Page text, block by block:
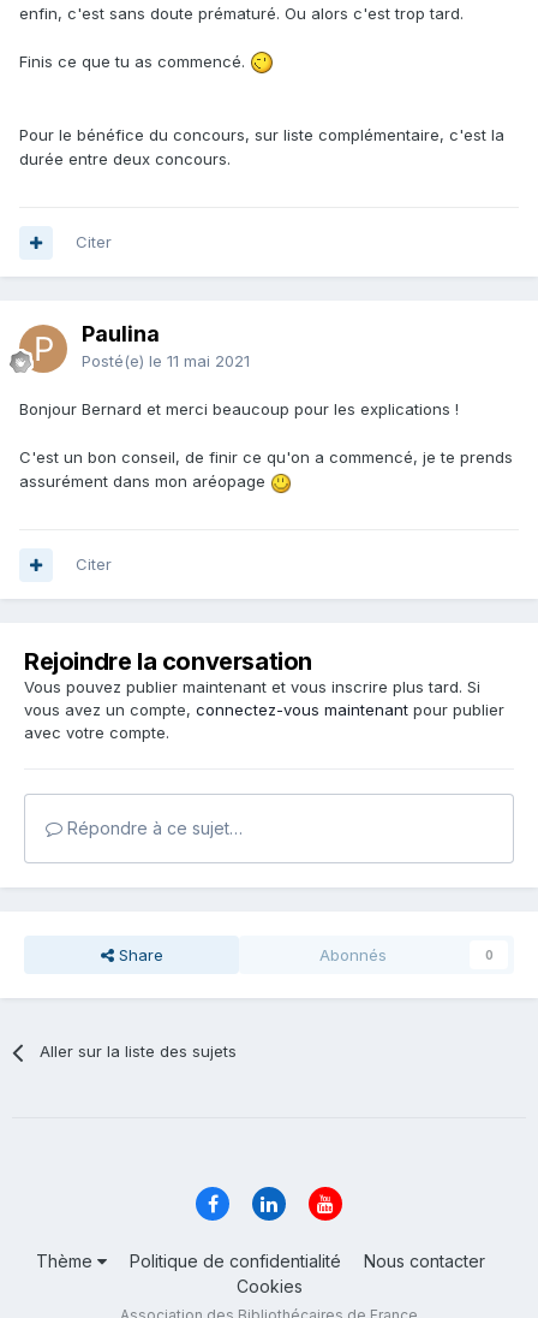
enfin, c'est sans doute prématuré. Ou alors c'est trop tard.
Finis ce que tu as commencé.
Pour le bénéfice du concours, sur liste complémentaire, c'est la
durée entre deux concours.
Citer
Paulina
Posté(e) le 11 mai 2021
Bonjour Bernard et merci beaucoup pour les explications !
C'est un bon conseil, de finir ce qu'on a commencé, je te prends
assurément dans mon aréopage
Citer
Rejoindre la conversation
Vous pouvez publier maintenant et vous inscrire plus tard. Si
vous avez un compte, connectez-vous maintenant pour publier
avec votre compte.
Répondre à ce sujet…
Share Abonnés 0
Aller sur la liste des sujets
Thème Politique de confidentialité
Nous contacter
Cookies